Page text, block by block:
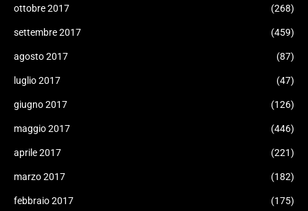
ottobre 2017 (268)
settembre 2017 (459)
agosto 2017 (87)
luglio 2017 (47)
giugno 2017 (126)
maggio 2017 (446)
aprile 2017 (221)
marzo 2017 (182)
febbraio 2017 (175)